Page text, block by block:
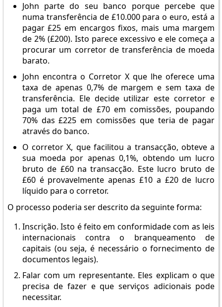
John parte do seu banco porque percebe que
numa transferência de £10.000 para o euro, está a
pagar £25 em encargos fixos, mais uma margem
de 2% (£200). Isto parece excessivo e ele começa a
procurar um corretor de transferência de moeda
barato.
John encontra o Corretor X que lhe oferece uma
taxa de apenas 0,7% de margem e sem taxa de
transferência. Ele decide utilizar este corretor e
paga um total de £70 em comissões, poupando
70% das £225 em comissões que teria de pagar
através do banco.
O corretor X, que facilitou a transacção, obteve a
sua moeda por apenas 0,1%, obtendo um lucro
bruto de £60 na transacção. Este lucro bruto de
£60 é provavelmente apenas £10 a £20 de lucro
líquido para o corretor.
O processo poderia ser descrito da seguinte forma:
Inscrição. Isto é feito em conformidade com as leis
internacionais contra o branqueamento de
capitais (ou seja, é necessário o fornecimento de
documentos legais).
Falar com um representante. Eles explicam o que
precisa de fazer e que serviços adicionais pode
necessitar.